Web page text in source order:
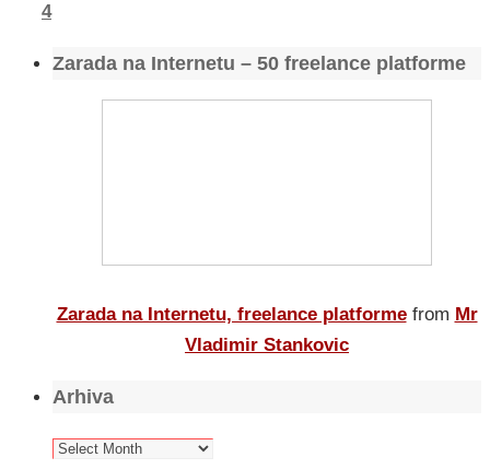
4
Zarada na Internetu – 50 freelance platforme
Zarada na Internetu, freelance platforme from Mr
Vladimir Stankovic
Arhiva
Arhiva